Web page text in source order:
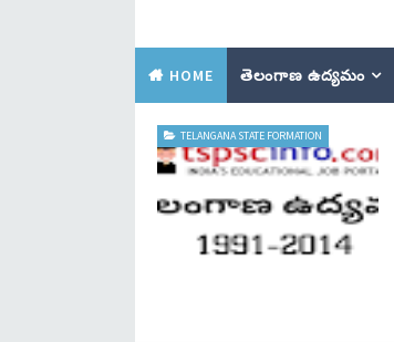
HOME తెలంగాణ ఉద్యమం
TELANGANA STATE FORMATION